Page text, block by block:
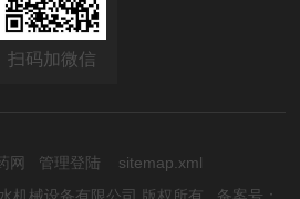
扫码加微信
网 管理登陆
sitemap.xml